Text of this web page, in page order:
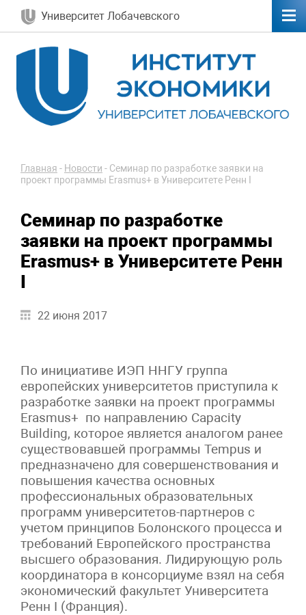
Университет Лобачевского
Главная - Новости - Семинар по разработке заявки на
проект программы Erasmus+ в Университете Ренн I
Семинар по разработке
заявки на проект программы
Erasmus+ в Университете Ренн
I
22 июня 2017
По инициативе ИЭП ННГУ группа
европейских университетов приступила к
разработке заявки на проект программы
Erasmus+ по направлению Capacity
Building, которое является аналогом ранее
существовавшей программы Tempus и
предназначено для совершенствования и
повышения качества основных
профессиональных образовательных
программ университетов-партнеров с
учетом принципов Болонского процесса и
требований Европейского пространства
высшего образования. Лидирующую роль
координатора в консорциуме взял на себя
экономический факультет Университета
Ренн I (Франция).